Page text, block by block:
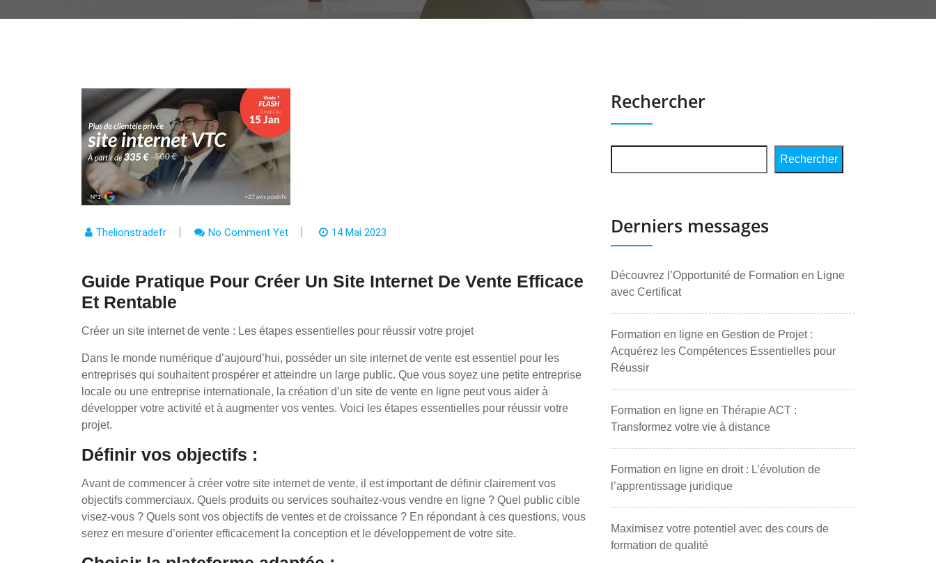
Thelionstradefr No Comment Yet 14 Mai 2023
Guide Pratique Pour Créer Un Site Internet De Vente Efficace
Et Rentable
Créer un site internet de vente : Les étapes essentielles pour réussir votre projet
Dans le monde numérique d’aujourd’hui, posséder un site internet de vente est essentiel pour les
entreprises qui souhaitent prospérer et atteindre un large public. Que vous soyez une petite entreprise
locale ou une entreprise internationale, la création d’un site de vente en ligne peut vous aider à
développer votre activité et à augmenter vos ventes. Voici les étapes essentielles pour réussir votre
projet.
Définir vos objectifs :
Avant de commencer à créer votre site internet de vente, il est important de définir clairement vos
objectifs commerciaux. Quels produits ou services souhaitez-vous vendre en ligne ? Quel public cible
visez-vous ? Quels sont vos objectifs de ventes et de croissance ? En répondant à ces questions, vous
serez en mesure d’orienter efficacement la conception et le développement de votre site.
Rechercher
Rechercher
Derniers messages
Découvrez l’Opportunité de Formation en Ligne
avec Certificat
Formation en ligne en Gestion de Projet :
Acquérez les Compétences Essentielles pour
Réussir
Formation en ligne en Thérapie ACT :
Transformez votre vie à distance
Formation en ligne en droit : L’évolution de
l’apprentissage juridique
Maximisez votre potentiel avec des cours de
formation de qualité